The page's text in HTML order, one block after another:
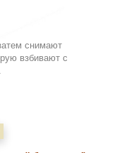
снимают
взбивают с